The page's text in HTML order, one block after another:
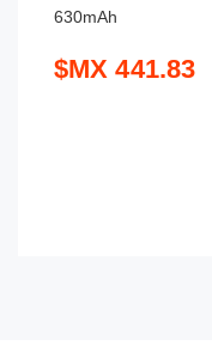
630mAh
$MX 441.83